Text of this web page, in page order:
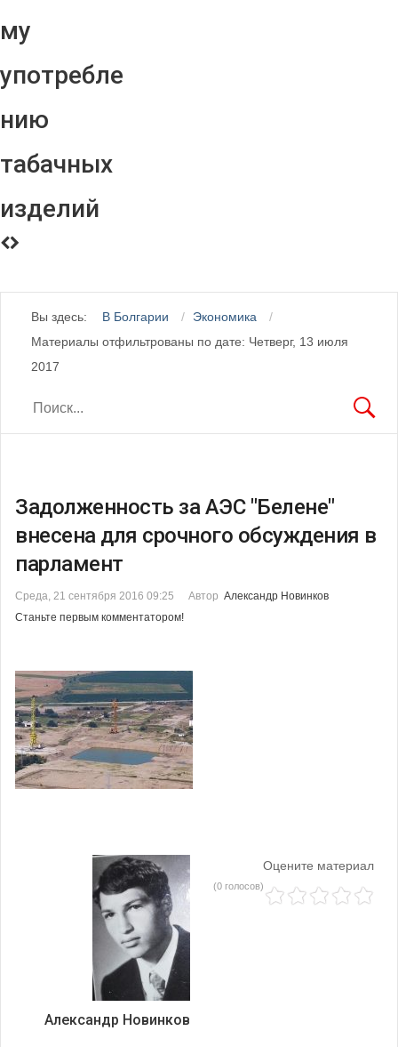
му
употребле
нию
табачных
изделий
Вы здесь: В Болгарии
Экономика
Материалы отфильтрованы по дате: Четверг, 13 июля
2017
Задолженность за АЭС "Белене"
внесена для срочного обсуждения в
парламент
Среда, 21 сентября 2016 09:25 Автор Александр Новинков
Станьте первым комментатором!
Александр Новинков
Оцените материал
(0 голосов)